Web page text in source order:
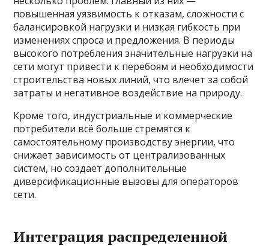
повышенная уязвимость к отказам, сложности с
балансировкой нагрузки и низкая гибкость при
изменениях спроса и предложения. В периоды
высокого потребления значительные нагрузки на
сети могут привести к перебоям и необходимости
строительства новых линий, что влечет за собой
затраты и негативное воздействие на природу.
Кроме того, индустриальные и коммерческие
потребители всё больше стремятся к
самостоятельному производству энергии, что
снижает зависимость от централизованных
систем, но создает дополнительные
диверсификационные вызовы для операторов
сети.
Интеграция распределенной